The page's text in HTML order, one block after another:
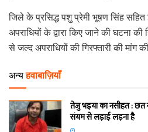
जिले के प्रसिद्ध पशु प्रेमी भूषण सिंह
अपराधियों के द्वारा किए जाने की घटना
से जल्द अपराधियों की गिरफ्तारी की मांग
अन्य हवाबाज़ियाँ
तेजु भइया का नसीहत : छत
संयम से लड़ाई लड़ना है